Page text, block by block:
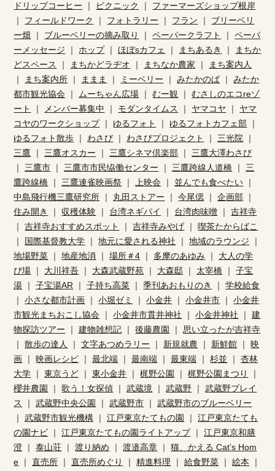
ドリップコーヒー ｜ ピクニック ｜ ファーマーズショップ根岸
｜ フィールドワーク ｜ フォトラリー ｜ フラン ｜ ブリーベリ
ー畑 ｜ ブルーベリーの摘み取り ｜ペーパークラフト ｜ペーパ
ーメッセージ ｜ ホップ｜ほぼsカフェ ｜ まちあるき ｜
まちか
どスペース
｜ まちかどラヂオ ｜ まちなか農家 ｜
まち案内人
｜
まち案内所 ｜ ままま ｜ ミーベリー ｜みたかのば ｜みたか
都市観光協会 ｜ ムーちゃん広場 ｜むー観 ｜むさしのエコreゾ
ート
｜ メンバー募集中 ｜ モダンタイムス ｜ ヤマコヤ ｜ ヤマ
コヤのワークショップ｜ ゆるフォト ｜ ゆるフォトカフェ部 ｜
ゆるフォト散歩 ｜ わさび ｜ わさびプロジェクト ｜ 三光院 ｜
三鷹 ｜ 三鷹オスカー ｜ 三鷹シネマ倶楽部 ｜ 三鷹大澤わさび
｜ 三鷹市 ｜ 三鷹市市民恊働センター ｜ 三鷹跨線人道橋 ｜ 三
鷹跨線橋 ｜ 三鷹連雀映画祭 ｜ 上映会 ｜ 並んでも食べたい ｜
中島飛行機三鷹研究所 ｜ 丸田ストアー ｜今尾偲 ｜企画部 ｜
住み開き
｜ 収穫体験 ｜ 台湾ネギパイ ｜ 台湾肉味噌 ｜吉祥寺
｜吉祥寺おすすめスポット ｜吉祥寺みやげ ｜喫茶たからばこ
｜
国際基督教大学 ｜地元に愛される神社 ｜地域のラウンジ ｜
地場野菜 ｜地産地消 ｜場所＃4 ｜ 多摩のあゆみ ｜ 大人の学
び場 ｜ 大川祥吾 ｜ 大森武蔵野苑 ｜ 大森邸 ｜ 太宰橋 ｜子宝
湯 ｜子宝湯AR ｜子持ち高菜 ｜季刊あおもりのき ｜学校給食
｜小さな都市計画 ｜小堀ゼミ ｜小金井 ｜小金井市 ｜小金井
市観光まちおこし協会 ｜小金井市貫井神社 ｜小金井神社 ｜建
物探訪ツアー ｜建物雑想記 ｜後藤農園 ｜ 思い立ったが吉祥寺
｜散歩の達人 ｜文字あつめラリー ｜ 新規就農 ｜ 新鮮館 ｜映
画 ｜映画レシピ ｜最北端 ｜最南端 ｜最東端 ｜杉並 ｜杏林
大学 ｜東京うど ｜東小金井 ｜梶野公園 ｜梶野公園まつり
｜
櫻井農園
｜歌う！女探偵 ｜武蔵境 ｜武蔵野 ｜武蔵野プレイ
ス
｜武蔵野中央公園 ｜武蔵野市 ｜武蔵野市のブルーベリー
｜武蔵野市観光機構 ｜江戸東京たてもの園 ｜江戸東京たても
の園ナビ ｜江戸東京たてもの園ライトアップ｜江戸東京和膳
澄 ｜泰山荘 ｜渡り納め ｜渡邉高章 ｜猫、かえる Cat’s Hom
e ｜直売所 ｜直売所めぐり ｜精進料理 ｜給食野菜 ｜絵本 ｜